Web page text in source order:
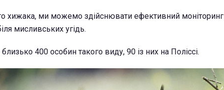
хижака, ми можемо здійснювати ефективний моніторинг
мисливських угідь.
400 особин такого виду, 90 із них на Поліссі.